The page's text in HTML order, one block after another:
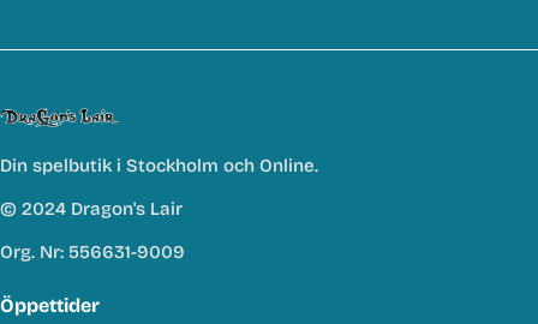
Din spelbutik i Stockholm och Online.
© 2024 Dragon's Lair
Org. Nr: 556631-9009
Öppettider